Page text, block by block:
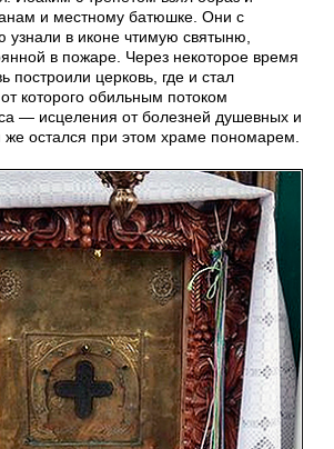
и местному батюшке. Они с
узнали в иконе чтимую святыню,
в пожаре. Через некоторое время
построили церковь, где и стал
которого обильным потоком
— исцеления от болезней душевных и
остался при этом храме пономарем.